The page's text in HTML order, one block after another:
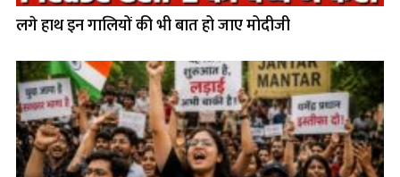
लगे हाथ इन गालियों की भी बात हो जाए मोदीजी